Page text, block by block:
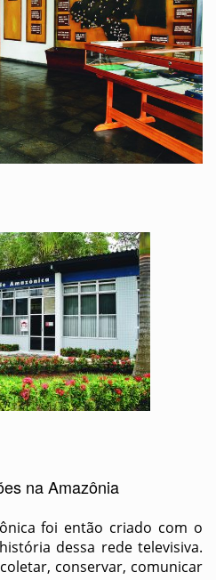
na Amazônia
foi então criado com o
dessa rede televisiva.
conservar, comunicar